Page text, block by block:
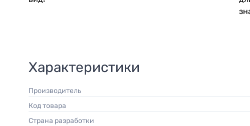
Характеристики
Производитель
Код товара
Страна разработки